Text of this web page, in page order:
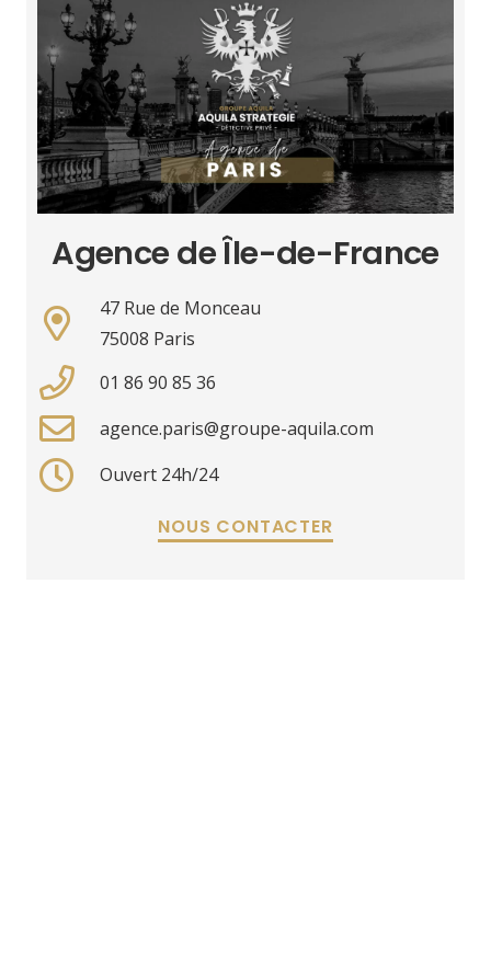
Agence de Île-de-France
47 Rue de Monceau
75008 Paris
01 86 90 85 36
agence.paris@groupe-aquila.com
Ouvert 24h/24
NOUS CONTACTER